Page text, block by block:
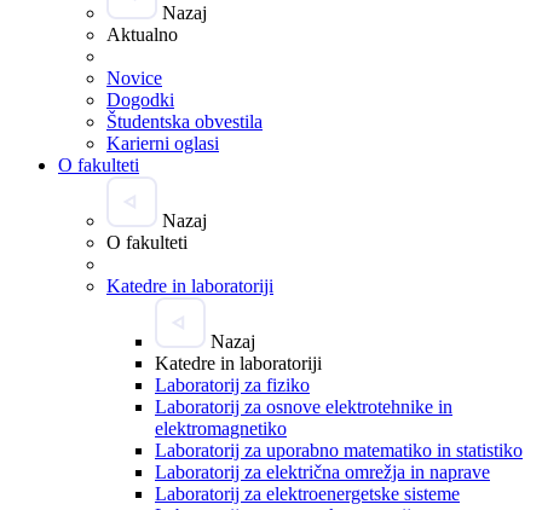
Nazaj
Aktualno
Novice
Dogodki
Študentska obvestila
Karierni oglasi
O fakulteti
Nazaj
O fakulteti
Katedre in laboratoriji
Nazaj
Katedre in laboratoriji
Laboratorij za fiziko
Laboratorij za osnove elektrotehnike in
elektromagnetiko
Laboratorij za uporabno matematiko in statistiko
Laboratorij za električna omrežja in naprave
Laboratorij za elektroenergetske sisteme